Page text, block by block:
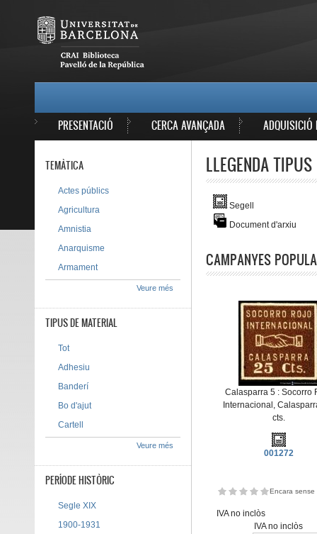
PRESENTACIÓ CERCA AVANÇADA ADQUISICIÓ
LLEGENDA
Segell
Document d'arxiu
CAMPANYES
Calasparra 5 : Socorro
Internacional,
cts.
001272
Encara sense
IVA no inclòs
IVA no inclòs
TEMÀTICA
Actes públics
Agricultura
Amnistia
Anarquisme
Armament
Veure més
TIPUS DE MATERIAL
Tot
Adhesiu
Banderí
Bo d'ajut
Cartell
Veure més
PERÍODE HISTÒRIC
Segle XIX
1900-1931